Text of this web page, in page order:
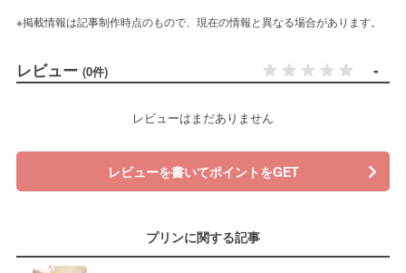
※掲載情報は記事制作時点のもので、現在の情報と異なる場合があります。
レビュー (0件) -
レビューはまだありません
レビューを書いてポイントをGET
プリンに関する記事